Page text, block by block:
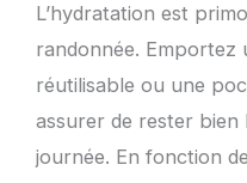
L’hydratation est
randonnée. Emportez
réutilisable ou une
assurer de rester
journée. En fonction